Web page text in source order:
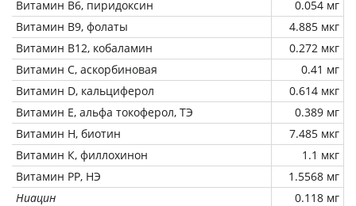
Витамин В6, пиридоксин
0.054 мг
Витамин В9, фолаты
4.885 мкг
Витамин В12, кобаламин
0.272 мкг
Витамин C, аскорбиновая
0.41 мг
Витамин D, кальциферол
0.614 мкг
Витамин Е, альфа токоферол, ТЭ
0.389 мг
Витамин Н, биотин
7.485 мкг
Витамин К, филлохинон
1.1 мкг
Витамин РР, НЭ
1.5568 мг
Ниацин
0.118 мг